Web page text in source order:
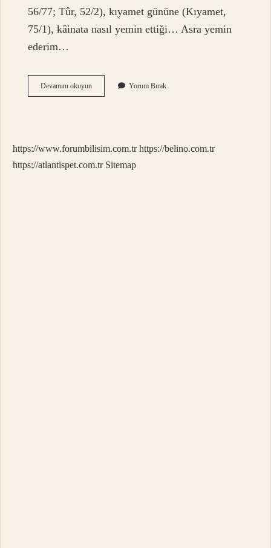
56/77; Tûr, 52/2), kıyamet gününe (Kıyamet,
75/1), kâinata nasıl yemin ettiği… Asra yemin
ederim…
Devamını okuyunAsr
Neye
Yorum Bırak
https://www.forumbilisim.com.tr https://belino.com.tr
https://atlantispet.com.tr Sitemap